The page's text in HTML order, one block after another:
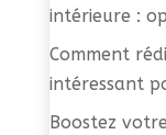
intérieure :
Comment
intéressant
Boostez